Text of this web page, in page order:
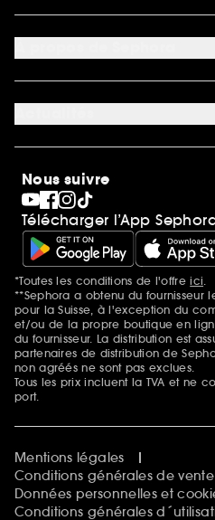
Mon compte
Préférence cookies
Découvrir Sephora
Carrière
SEPHORA Prize
Clean at Sephora
Pride
Nous suivre
Télécharger l’App
Mentions additionnelles
*Toutes les conditions de l'offreici.
**Sephora a obtenu du fournisseur
pour la Suisse, à l'exception du
et/ou de la propre boutique en
du fournisseur. La distribution est
partenaires de distribution de
non agréés ne sont pas exclues.
Tous les prix incluent la TVA et ne
port.
Mentions légales
Conditions générales de vente
Données personnelles et
Conditions générales